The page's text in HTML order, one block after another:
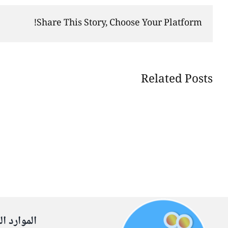
Share This Story, Choose Your Platform!
Related Posts
الموارد